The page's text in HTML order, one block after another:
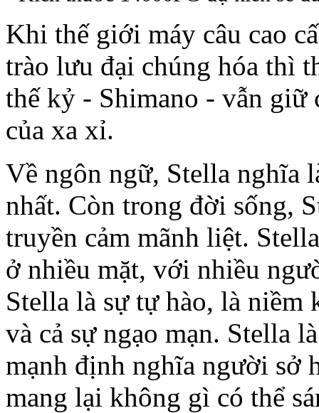
Khi thế giới máy câu cao
trào lưu đại chúng hóa thì
thế kỷ - Shimano - vẫn
của xa xỉ.
Về ngôn ngữ, Stella nghĩa
nhất. Còn trong đời sống,
truyền cảm mãnh liệt.
ở nhiều mặt, với nhiều
Stella là sự tự hào, là niềm
và cả sự ngạo mạn. Stella
mạnh định nghĩa người sở
mang lại không gì có thể